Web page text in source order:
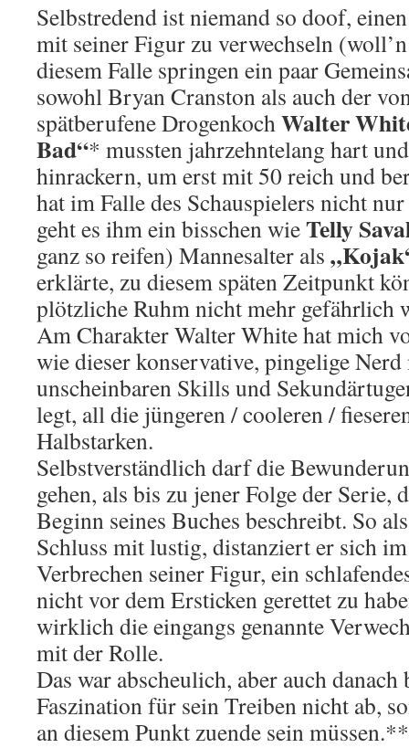
Selbstredend ist niemand so doof,
mit seiner Figur zu verwechseln
diesem Falle springen ein paar
sowohl Bryan Cranston als auch der
spätberufene DrogenkochWalter
Bad“* mussten jahrzehntelang hart
hinrackern, um erst mit 50 reich und
hat im Falle des Schauspielers nicht
geht es ihm ein bisschen wieTelly
ganz so reifen) Mannesalter als
erklärte, zu diesem späten Zeitpunkt
plötzliche Ruhm nicht mehr gefährlich
Am Charakter Walter White hat mich
wie dieser konservative, pingelige
unscheinbaren Skills und
legt, all die jüngeren / cooleren /
Halbstarken.
Selbstverständlich darf die
gehen, als bis zu jener Folge der Serie,
Beginn seines Buches beschreibt. So
Schluss mit lustig, distanziert er sich
Verbrechen seiner Figur, ein
nicht vor dem Ersticken gerettet zu
wirklich die eingangs genannte
mit der Rolle.
Das war abscheulich, aber auch
Faszination für sein Treiben nicht ab,
an diesem Punkt zuende sein müssen.**